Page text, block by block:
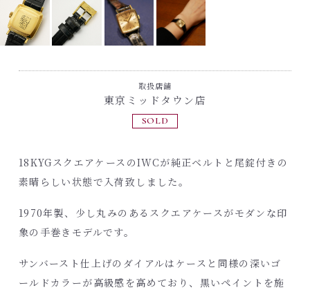
取扱店舗
東京ミッドタウン店
SOLD
18KYGスクエアケースのIWCが純正ベルトと尾錠付きの
素晴らしい状態で入荷致しました。
1970年製、少し丸みのあるスクエアケースがモダンな印
象の手巻きモデルです。
サンバースト仕上げのダイアルはケースと同様の深いゴ
ールドカラーが高級感を高めており、黒いペイントを施